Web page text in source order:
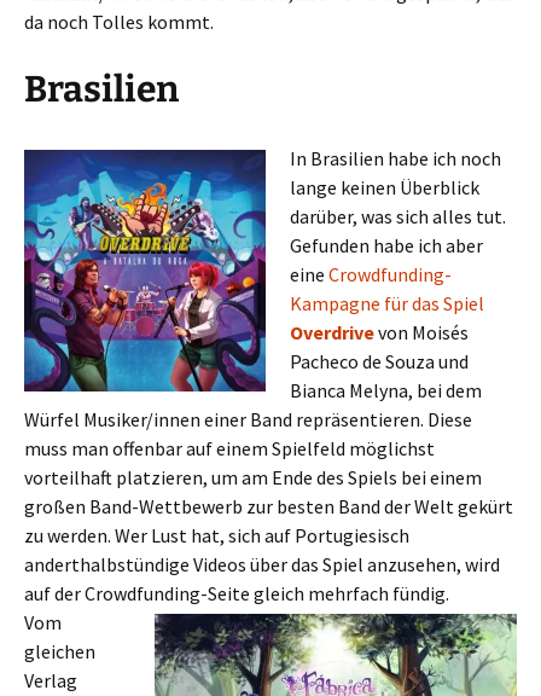
da noch Tolles kommt.
Brasilien
In Brasilien habe ich noch
lange keinen Überblick
darüber, was sich alles tut.
Gefunden habe ich aber
eine Crowdfunding-
Kampagne für das Spiel
Overdrivevon Moisés
Pacheco de Souza und
Bianca Melyna, bei dem
Würfel Musiker/innen einer Band repräsentieren. Diese
muss man offenbar auf einem Spielfeld möglichst
vorteilhaft platzieren, um am Ende des Spiels bei einem
großen Band-Wettbewerb zur besten Band der Welt gekürt
zu werden. Wer Lust hat, sich auf Portugiesisch
anderthalbstündige Videos über das Spiel anzusehen, wird
auf der Crowdfunding-Seite gleich mehrfach fündig.
Vom
gleichen
Verlag